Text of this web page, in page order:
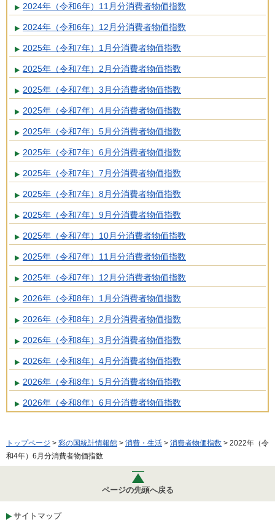
2024年（令和6年）11月分消費者物価指数
2024年（令和6年）12月分消費者物価指数
2025年（令和7年）1月分消費者物価指数
2025年（令和7年）2月分消費者物価指数
2025年（令和7年）3月分消費者物価指数
2025年（令和7年）4月分消費者物価指数
2025年（令和7年）5月分消費者物価指数
2025年（令和7年）6月分消費者物価指数
2025年（令和7年）7月分消費者物価指数
2025年（令和7年）8月分消費者物価指数
2025年（令和7年）9月分消費者物価指数
2025年（令和7年）10月分消費者物価指数
2025年（令和7年）11月分消費者物価指数
2025年（令和7年）12月分消費者物価指数
2026年（令和8年）1月分消費者物価指数
2026年（令和8年）2月分消費者物価指数
2026年（令和8年）3月分消費者物価指数
2026年（令和8年）4月分消費者物価指数
2026年（令和8年）5月分消費者物価指数
2026年（令和8年）6月分消費者物価指数
トップページ > 彩の国統計情報館 > 消費・生活 > 消費者物価指数 > 2022年（令
和4年）6月分消費者物価指数
ページの先頭へ戻る
サイトマップ